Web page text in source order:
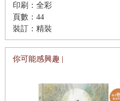
印刷：全彩
頁數：44
裝訂：精裝
你可能感興趣 |